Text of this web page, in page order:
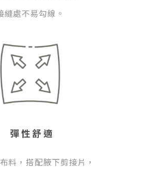
縫處不易勾線。
彈性舒適
料，搭配腋下剪接片，